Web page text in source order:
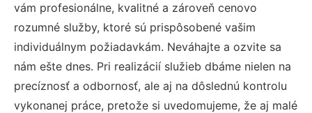
vám profesionálne, kvalitné a zároveň cenovo
rozumné služby, ktoré sú prispôsobené vašim
individuálnym požiadavkám. Neváhajte a ozvite sa
nám ešte dnes. Pri realizácií služieb dbáme nielen na
precíznosť a odbornosť, ale aj na dôslednú kontrolu
vykonanej práce, pretože si uvedomujeme, že aj malé